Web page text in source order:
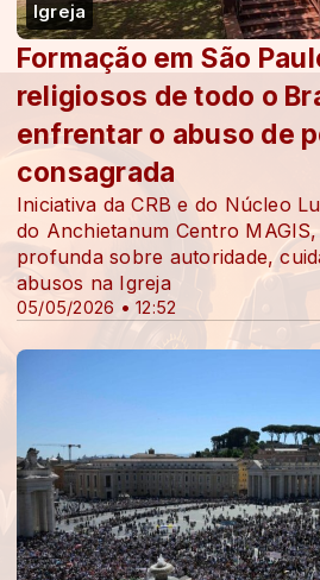
Igreja
05/05/2026 • 12:52
Formação em São
religiosos de todo o
enfrentar o abuso de
consagrada
Iniciativa da CRB e do Núcleo
do Anchietanum Centro
profunda sobre autoridade,
abusos na Igreja